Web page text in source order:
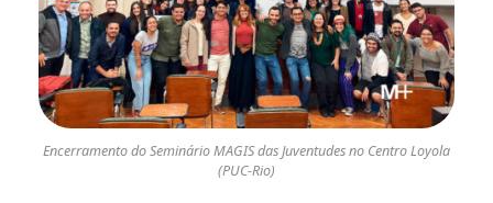
Encerramento do Seminário MAGIS das Juventudes no Centro Loyola
(PUC-Rio)